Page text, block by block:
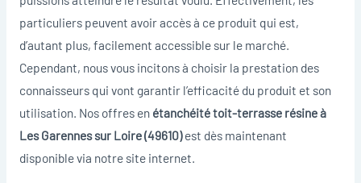
particuliers peuvent avoir accès à ce produit qui est,
d’autant plus, facilement accessible sur le marché.
Cependant, nous vous incitons à choisir la prestation des
connaisseurs qui vont garantir l’efficacité du produit et son
utilisation. Nos offres en étanchéité toit-terrasse résine à
Les Garennes sur Loire (49610)est dès maintenant
disponible via notre site internet.